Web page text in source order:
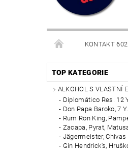
KONTAKT
BLOG
TOP KATEGORIE
ALKOHOL S VLASTNÍ
Diplomático Res. 12
Don Papa Baroko, 7
Rum Ron King,
Zacapa, Pyrat,
Jägermeister, Chivas
Gin Hendrick's,